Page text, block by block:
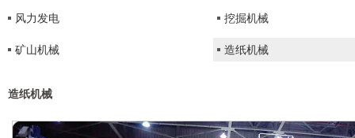
风力发电 挖掘机械
矿山机械 造纸机械
造纸机械